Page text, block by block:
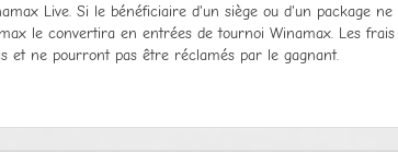
Live. Si le bénéficiaire d'un siège ou d'un package
le convertira en entrées de tournoi Winamax. Les
et ne pourront pas être réclamés par le gagnant.